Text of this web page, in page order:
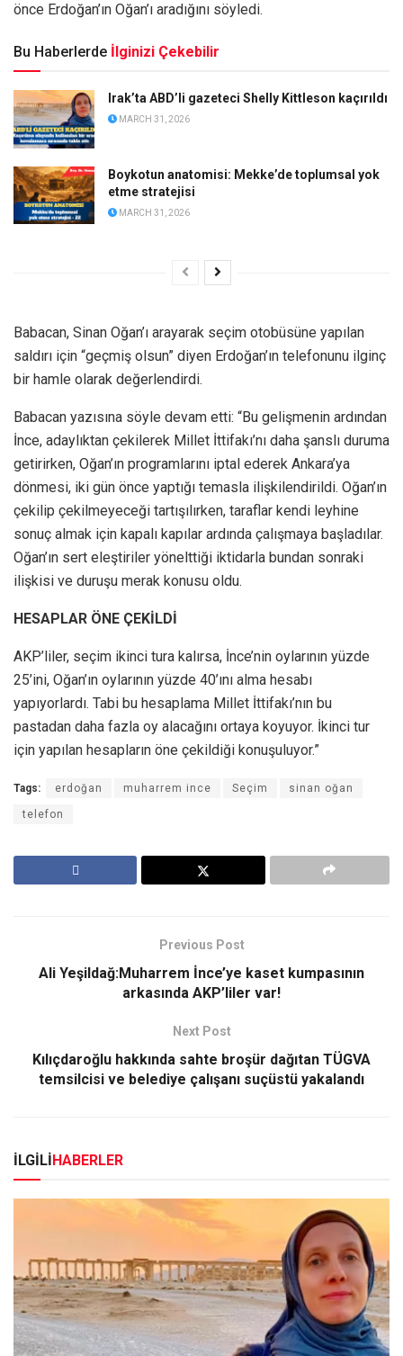
önce Erdoğan’ın Oğan’ı aradığını söyledi.
Bu Haberlerde İlginizi Çekebilir
Irak’ta ABD’li gazeteci Shelly Kittleson kaçırıldı
MARCH 31, 2026
Boykotun anatomisi: Mekke’de toplumsal yok
etme stratejisi
MARCH 31, 2026
Babacan, Sinan Oğan’ı arayarak seçim otobüsüne yapılan
saldırı için “geçmiş olsun” diyen Erdoğan’ın telefonunu ilginç
bir hamle olarak değerlendirdi.
Babacan yazısına söyle devam etti: “Bu gelişmenin ardından
İnce, adaylıktan çekilerek Millet İttifakı’nı daha şanslı duruma
getirirken, Oğan’ın programlarını iptal ederek Ankara’ya
dönmesi, iki gün önce yaptığı temasla ilişkilendirildi. Oğan’ın
çekilip çekilmeyeceği tartışılırken, taraflar kendi leyhine
sonuç almak için kapalı kapılar ardında çalışmaya başladılar.
Oğan’ın sert eleştiriler yönelttiği iktidarla bundan sonraki
ilişkisi ve duruşu merak konusu oldu.
HESAPLAR ÖNE ÇEKİLDİ
AKP’liler, seçim ikinci tura kalırsa, İnce’nin oylarının yüzde
25’ini, Oğan’ın oylarının yüzde 40’ını alma hesabı
yapıyorlardı. Tabi bu hesaplama Millet İttifakı’nın bu
pastadan daha fazla oy alacağını ortaya koyuyor. İkinci tur
için yapılan hesapların öne çekildiği konuşuluyor.”
Tags: erdoğan muharrem ince Seçim sinan oğan
telefon
Previous Post
Ali Yeşildağ:Muharrem İnce’ye kaset kumpasının
arkasında AKP’liler var!
Next Post
Kılıçdaroğlu hakkında sahte broşür dağıtan TÜGVA
temsilcisi ve belediye çalışanı suçüstü yakalandı
İLGİLİHABERLER